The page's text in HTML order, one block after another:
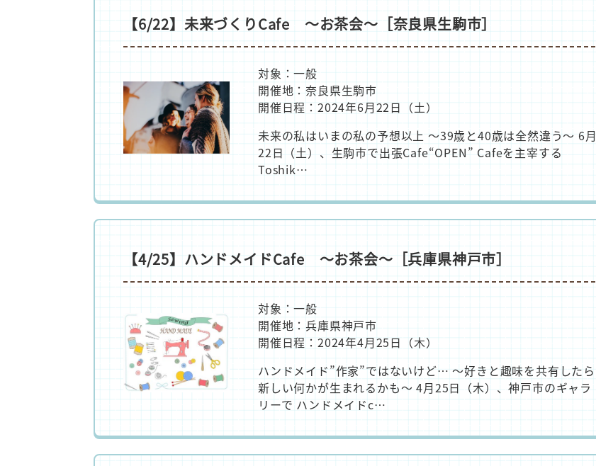
【6/22】未来づくりCafe ～お茶会～［奈良県生駒市］
対象：一般
開催地：奈良県生駒市
開催日程：2024年6月22日（土）
未来の私はいまの私の予想以上 ～39歳と40歳は全然違う～ 6月
22日（土）、生駒市で出張Cafe“OPEN” Cafeを主宰する
Toshik…
【4/25】ハンドメイドCafe ～お茶会～［兵庫県神戸市］
対象：一般
開催地：兵庫県神戸市
開催日程：2024年4月25日（木）
ハンドメイド”作家”ではないけど… ～好きと趣味を共有したら
新しい何かが生まれるかも～ 4月25日（木）、神戸市のギャラ
リーで ハンドメイドc…